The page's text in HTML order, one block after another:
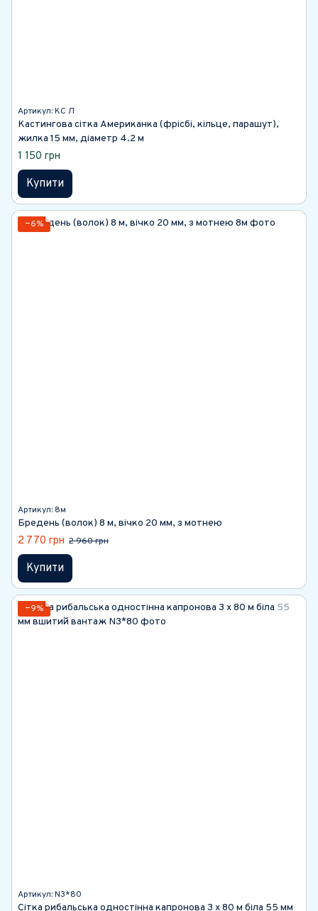
Артикул: КС Л
Кастингова сітка Американка (фрісбі, кільце, парашут),
жилка 15 мм, діаметр 4.2 м
1 150 грн
Купити
−6%
Артикул: 8м
Бредень (волок) 8 м, вічко 20 мм, з мотнею
2 770 грн 2 960 грн
Купити
−9%
Артикул: N3*80
Сітка рибальська одностінна капронова 3 х 80 м біла 55 мм